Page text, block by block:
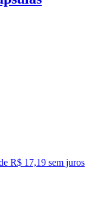
R$ 17,19 sem juros